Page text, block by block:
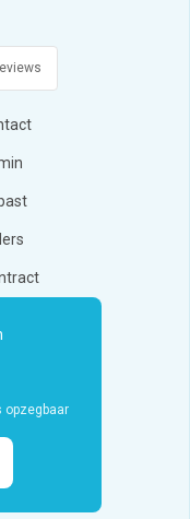
opzegbaar